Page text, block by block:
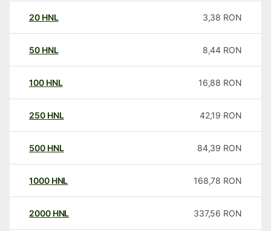
20 HNL 3,38 RON
50 HNL 8,44 RON
100 HNL 16,88 RON
250 HNL 42,19 RON
500 HNL 84,39 RON
1000 HNL 168,78 RON
2000 HNL 337,56 RON